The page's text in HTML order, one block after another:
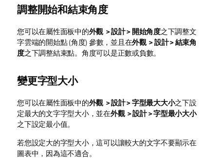
調整開始和結束角度
您可以在屬性面板中的外觀 > 設計 > 開始角度之下調整文
字雲端的開始點 (角度) 參數，並且在外觀 > 設計 > 結束角
度之下調整結束點。角度可以是正數或負數。
變更字型大小
您可以在屬性面板中的外觀 > 設計 > 字型最大大小之下設
定最大的文字字型大小，並在外觀 > 設計 > 字型最小大小
之下設定最小值。
若您設定大的字型大小，這可以讓較大的文字不要顯示在
圖表中，因為這不適合。